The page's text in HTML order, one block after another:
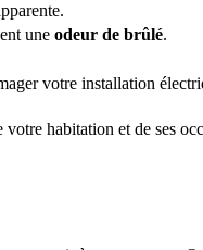
une odeur de brûlé.
votre installation
votre habitation et de ses